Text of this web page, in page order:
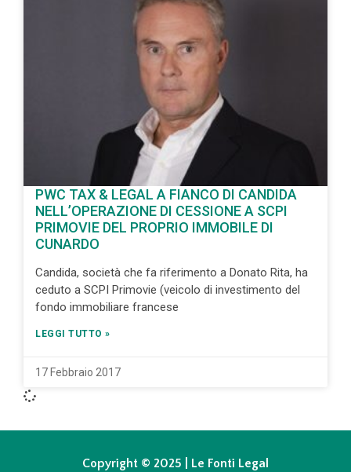
PWC TAX & LEGAL A FIANCO DI CANDIDA
NELL’OPERAZIONE DI CESSIONE A SCPI
PRIMOVIE DEL PROPRIO IMMOBILE DI
CUNARDO
Candida, società che fa riferimento a Donato Rita, ha
ceduto a SCPI Primovie (veicolo di investimento del
fondo immobiliare francese
LEGGI TUTTO »
17 Febbraio 2017
Copyright © 2025 | Le Fonti Legal